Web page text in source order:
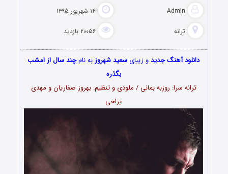
Admin ۱۴ شهریور ۱۳۹۵
ترانه ۲۰۰۵۶ بازدید
دانلود آهنگ جدیدو زیبای سعید شهروز به نامچند سال از امشب
بگذره
ترانه سرا: روزبه بمانی / ملودی و تنظیم: بهروز صفاریان و مهدی
یراحی